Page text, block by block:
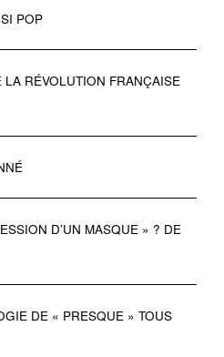
POP
RÉVOLUTION FRANÇAISE
D’UN MASQUE » ? DE
DE « PRESQUE » TOUS